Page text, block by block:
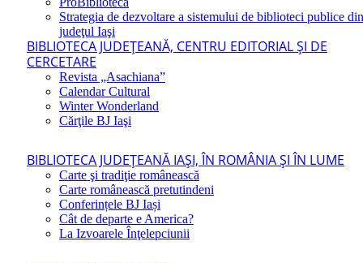
Strategia de dezvoltare a sistemului de biblioteci publice din
judeţul Iaşi
BIBLIOTECA JUDEŢEANĂ, CENTRU EDITORIAL ŞI DE
CERCETARE
Revista „Asachiana”
Calendar Cultural
Winter Wonderland
Cărţile BJ Iaşi
BIBLIOTECA JUDEŢEANĂ IAŞI, ÎN ROMÂNIA ŞI ÎN LUME
Carte şi tradiţie românească
Carte românească pretutindeni
Conferințele BJ Iași
Cât de departe e America?
La Izvoarele Înţelepciunii